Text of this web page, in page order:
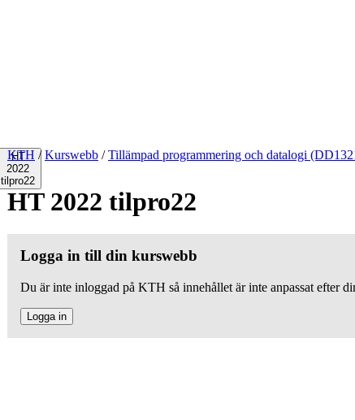
HT
2022
tilpro22
KTH / Kurswebb / Tillämpad programmering och datalogi
HT 2022 tilpro22
Logga in till din kurswebb
Du är inte inloggad på KTH så innehållet är inte anpassat efter
Logga in